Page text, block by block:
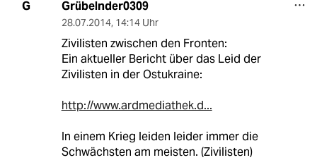
G Grübelnder0309
28.07.2014, 14:14 Uhr
Zivilisten zwischen den Fronten:
Ein aktueller Bericht über das Leid der
Zivilisten in der Ostukraine:
http://www.ardmediathek.d...
In einem Krieg leiden leider immer die
Schwächsten am meisten. (Zivilisten)